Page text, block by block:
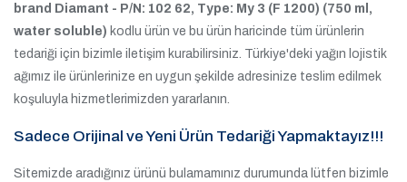
brand Diamant - P/N: 102 62, Type: My 3 (F 1200) (750 ml,
water soluble) kodlu ürün ve bu ürün haricinde tüm ürünlerin
tedariği için bizimle iletişim kurabilirsiniz. Türkiye'deki yağın lojistik
ağımız ile ürünlerinize en uygun şekilde adresinize teslim edilmek
koşuluyla hizmetlerimizden yararlanın.
Sadece Orijinal ve Yeni Ürün Tedariği Yapmaktayız!!!
Sitemizde aradığınız ürünü bulamamınız durumunda lütfen bizimle